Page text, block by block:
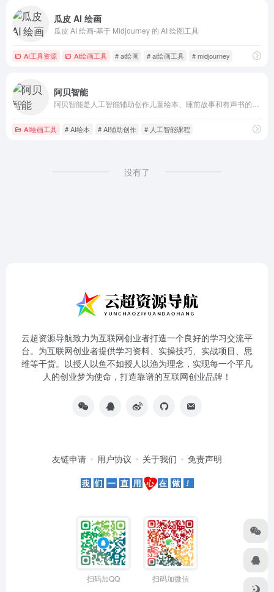
瓜皮 AI 绘画
瓜皮 AI 绘画-基于 Midjourney 的 AI 绘图工具
AI工具资源 AI绘画工具 # ai绘画 # ai绘画工具 # midjourney
阿贝智能
AI绘画工具 # AI绘本 # AI辅助创作 # 人工智能课程
没有了
云超资源导航致力为互联网创业者打造一个良好的学习交流平
台。为互联网创业者提供学习资料、实操技巧、实战项目、思
维等干货。以授人以鱼不如授人以渔为理念，实现每一个平凡
人的创业梦为使命，打造靠谱的互联网创业品牌！
友链申请 用户协议 关于我们 免责声明
扫码加QQ 扫码加微信